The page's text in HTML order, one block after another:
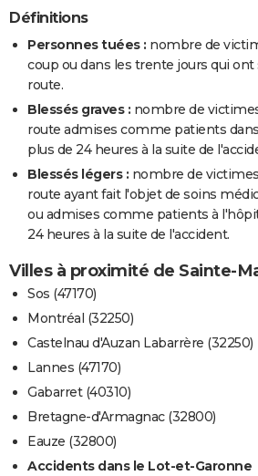
Définitions
Personnes tuées : nombre de
coup ou dans les trente jours qui ont
route.
Blessés graves : nombre de
route admises comme patients
plus de 24 heures à la suite de
Blessés légers : nombre de
route ayant fait l'objet de soins
ou admises comme patients à
24 heures à la suite de l'accident.
Villes à proximité de Sainte-
Sos (47170)
Montréal (32250)
Castelnau d'Auzan Labarrère (32250)
Lannes (47170)
Gabarret (40310)
Bretagne-d'Armagnac (32800)
Eauze (32800)
Accidents dans le Lot-et-Garonne